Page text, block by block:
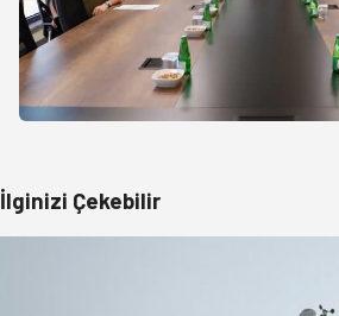
İlginizi Çekebilir